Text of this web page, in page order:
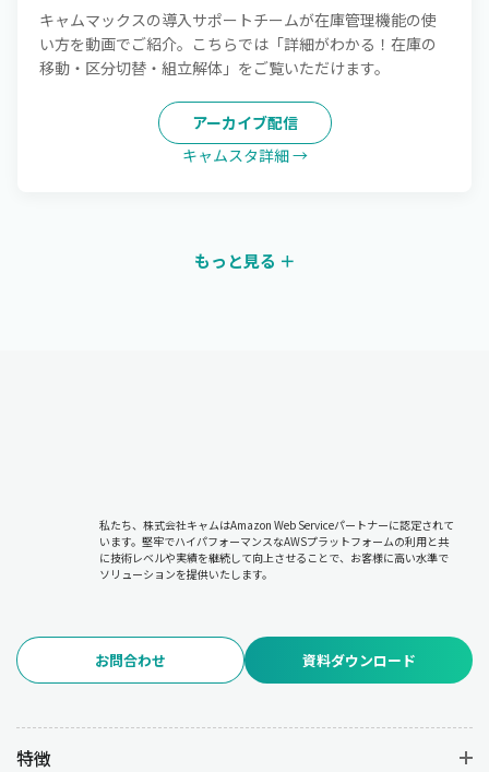
キャムマックスの導入サポートチームが在庫管理機能の使
い方を動画でご紹介。こちらでは「詳細がわかる！在庫の
移動・区分切替・組立解体」をご覧いただけます。
アーカイブ配信
キャムスタ詳細 →
もっと見る ＋
私たち、株式会社キャムはAmazon Web Serviceパートナーに認定されて
います。堅牢でハイパフォーマンスなAWSプラットフォームの利用と共
に技術レベルや実績を継続して向上させることで、お客様に高い水準で
ソリューションを提供いたします。
お問合わせ 資料ダウンロード
特徴